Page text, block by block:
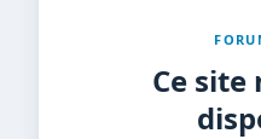
Ce site